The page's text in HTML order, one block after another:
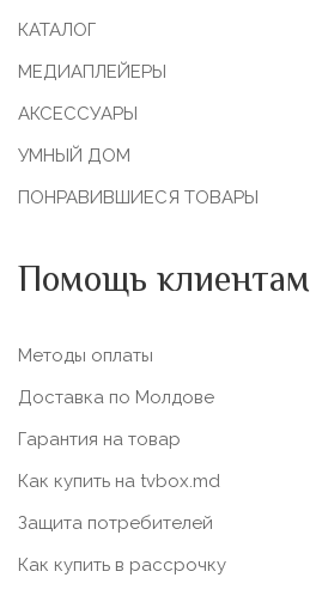
КАТАЛОГ
МЕДИАПЛЕЙЕРЫ
АКСЕССУАРЫ
УМНЫЙ ДОМ
ПОНРАВИВШИЕСЯ ТОВАРЫ
Помощь клиентам
Методы оплаты
Доставка по Молдове
Гарантия на товар
Как купить на tvbox.md
Защита потребителей
Как купить в рассрочку